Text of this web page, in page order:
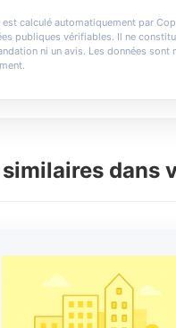
est calculé automatiquement par
publiques vérifiables. Il ne
ni un avis. Les données sont
dans